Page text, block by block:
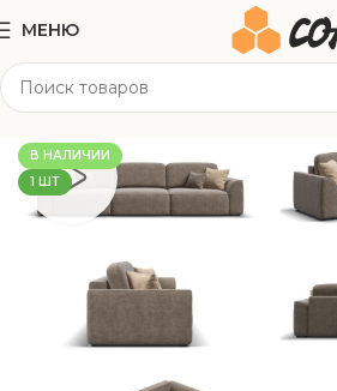
МЕНЮ
Мягкая мебель
В НАЛИЧИИ
1 ШТ